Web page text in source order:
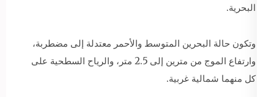
البحرية.
وتكون حالة البحرين المتوسط والأحمر معتدلة إلى مضطربة،
وارتفاع الموج من مترين إلى 2.5 متر، والرياح السطحية على
كل منهما شمالية غربية.